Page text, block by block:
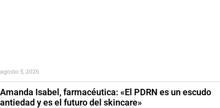
Amanda Isabel, farmacéutica: «El PDRN es un escudo
antiedad y es el futuro del skincare»
agosto 5, 2026